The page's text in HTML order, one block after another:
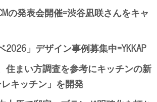
の発表会開催=渋谷凪咲さんをキャ
2026」デザイン事例募集中=YKKAP
住まい方調査を参考にキッチンの新
キッチン」を開発